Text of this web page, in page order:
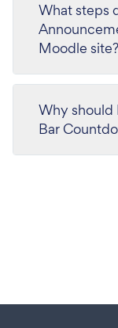
What steps
Moodle site?
Why should
Bar